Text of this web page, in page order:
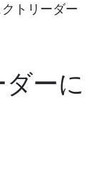
トリーダー
ーに